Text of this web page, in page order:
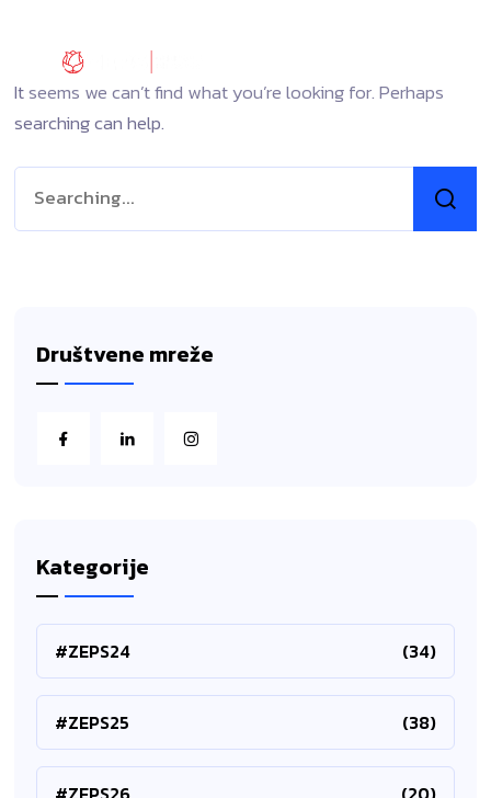
It seems we can’t find what you’re looking for. Perhaps
searching can help.
Društvene mreže
Kategorije
#ZEPS24 (34)
#ZEPS25 (38)